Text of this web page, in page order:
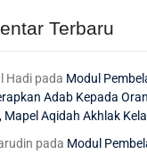
Terbaru
Hadi pada Modul
Adab Kepada
Mapel Aqidah Akhlak
pada Modul